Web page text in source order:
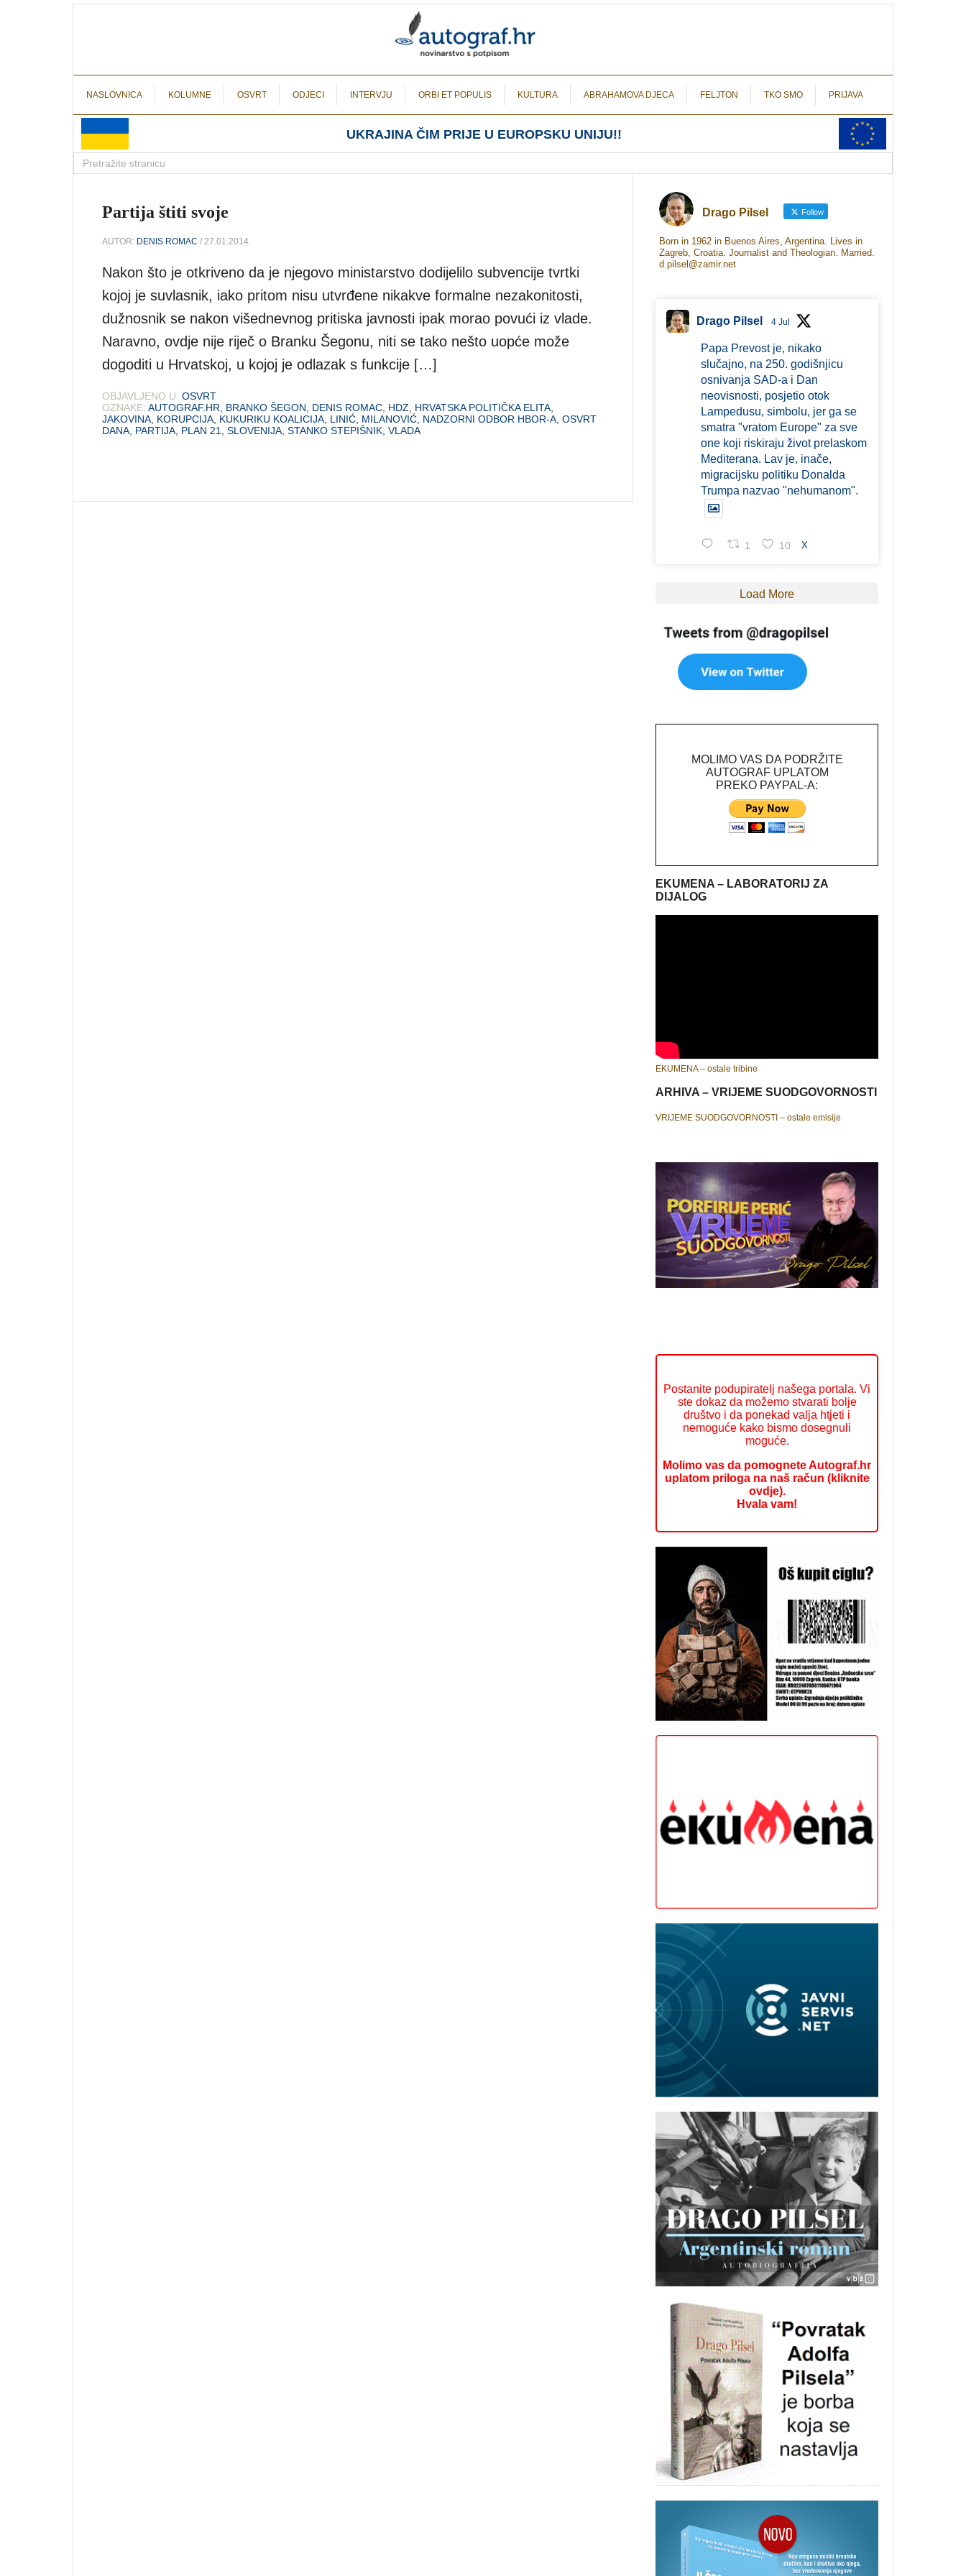
NASLOVNICA KOLUMNE OSVRT ODJECI INTERVJU ORBI ET POPULIS KULTURA ABRAHAMOVA DJECA FELJTON TKO SMO PRIJAVA
UKRAJINA ČIM PRIJE U EUROPSKU UNIJU!!
Partija štiti svoje
AUTOR: DENIS ROMAC / 27.01.2014.
Nakon što je otkriveno da je njegovo ministarstvo dodijelilo subvencije tvrtki
kojoj je suvlasnik, iako pritom nisu utvrđene nikakve formalne nezakonitosti,
dužnosnik se nakon višednevnog pritiska javnosti ipak morao povući iz vlade.
Naravno, ovdje nije riječ o Branku Šegonu, niti se tako nešto uopće može
dogoditi u Hrvatskoj, u kojoj je odlazak s funkcije […]
OBJAVLJENO U: OSVRT
OZNAKE: AUTOGRAF.HR BRANKO ŠEGON DENIS ROMAC HDZ HRVATSKA POLITIČKA ELITA
JAKOVINA KORUPCIJA KUKURIKU KOALICIJA LINIĆ MILANOVIĆ NADZORNI ODBOR HBOR-A OSVRT
DANA PARTIJA PLAN 21 SLOVENIJA STANKO STEPIŠNIK VLADA
Drago Pilsel Follow
Born in 1962 in Buenos Aires, Argentina. Lives in
Zagreb, Croatia. Journalist and Theologian. Married.
d.pilsel@zamir.net
Drago Pilsel 4 Jul
Papa Prevost je, nikako
slučajno, na 250. godišnjicu
osnivanja SAD-a i Dan
neovisnosti, posjetio otok
Lampedusu, simbolu, jer ga se
smatra "vratom Europe" za sve
one koji riskiraju život prelaskom
Mediterana. Lav je, inače,
migracijsku politiku Donalda
Trumpa nazvao "nehumanom".
1 10 X
Load More
MOLIMO VAS DA PODRŽITE
AUTOGRAF UPLATOM
PREKO PAYPAL-A:
EKUMENA – LABORATORIJ ZA
DIJALOG
EKUMENA – ostale tribine
ARHIVA – VRIJEME SUODGOVORNOSTI
VRIJEME SUODGOVORNOSTI – ostale emisije
Postanite podupiratelj našega portala. Vi
ste dokaz da možemo stvarati bolje
društvo i da ponekad valja htjeti i
nemoguće kako bismo dosegnuli
moguće.
Molimo vas da pomognete Autograf.hr
uplatom priloga na naš račun (kliknite
ovdje).
Hvala vam!